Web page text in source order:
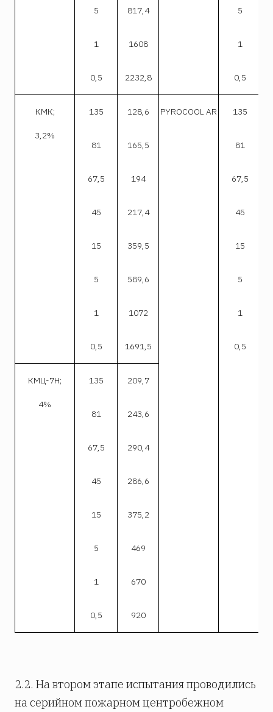
5 817,4 5
1 1608 1
0,5 2232,8 0,5
КМК;
3,2%
135 128,6 PYROCOOL AR 135
81 165,5 81
67,5 194 67,5
45 217,4 45
15 359,5 15
5 589,6 5
1 1072 1
0,5 1691,5 0,5
КМЦ-7Н;
4%
135 209,7
81 243,6
67,5 290,4
45 286,6
15 375,2
5 469
1 670
0,5 920
2.2. На втором этапе испытания проводились
на серийном пожарном центробежном